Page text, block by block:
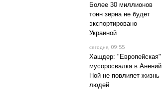
Более 30 миллионов
тонн зерна не будет
экспортировано
Украиной
сегодня, 09:55
Хашдер: "Европейская"
мусоросвалка в Анений
Ной не повлияет жизнь
людей